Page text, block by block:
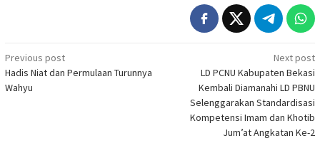
Post
navigation
Previous post
Hadis Niat dan Permulaan Turunnya
Wahyu
Next post
LD PCNU Kabupaten Bekasi
Kembali Diamanahi LD PBNU
Selenggarakan Standardisasi
Kompetensi Imam dan Khotib
Jum’at Angkatan Ke-2